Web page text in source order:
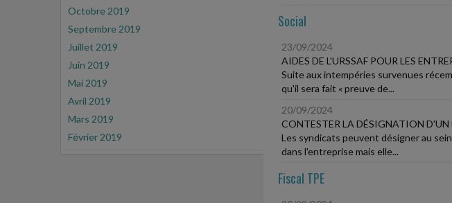
Octobre 2019
Septembre 2019
Juillet 2019
Juin 2019
Mai 2019
Avril 2019
Mars 2019
Février 2019
Social
23/09/2024
AIDES DE L'URSSAF POUR LES
Suite aux intempéries survenues
qu'il sera fait « preuve de...
20/09/2024
CONTESTER LA DÉSIGNATION D'UN
Les syndicats peuvent désigner au
dans l'entreprise mais elle...
Fiscal TPE